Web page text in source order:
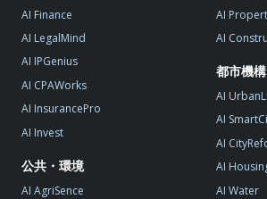
AI Finance
AI LegalMind
AI IPGenius
AI CPAWorks
AI InsurancePro
AI Invest
公共・環境
AI AgriSence
AI
AI
都市機
AI
AI
AI
AI
AI Water